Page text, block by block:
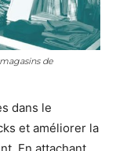
de
dans le
et améliorer la